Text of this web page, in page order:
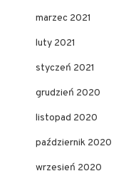
marzec 2021
luty 2021
styczeń 2021
grudzień 2020
listopad 2020
październik 2020
wrzesień 2020